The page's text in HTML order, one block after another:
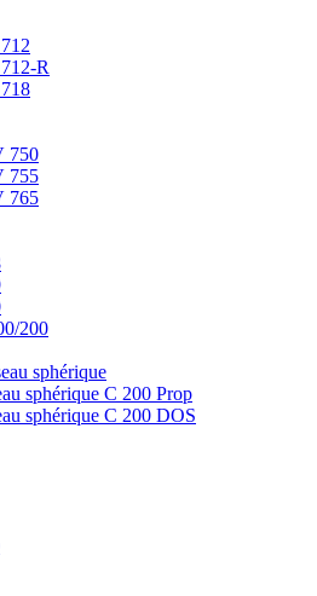
R
750
755
765
200
sphérique
sphérique C 200 Prop
sphérique C 200 DOS